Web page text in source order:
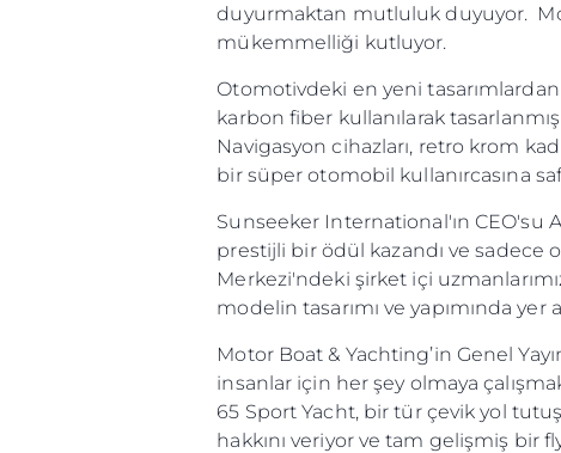
duyurmaktan mutluluk duyuyor.
mükemmelliği kutluyor.
Otomotivdeki en yeni
karbon fiber kullanılarak
Navigasyon cihazları, retro krom
bir süper otomobil kullanırcasına
Sunseeker International'ın CEO'su
prestijli bir ödül kazandı ve sadece
Merkezi'ndeki şirket içi
modelin tasarımı ve yapımında
Motor Boat & Yachting’in Genel
insanlar için her şey olmaya
65 Sport Yacht, bir tür çevik yol
hakkını veriyor ve tam gelişmiş bir